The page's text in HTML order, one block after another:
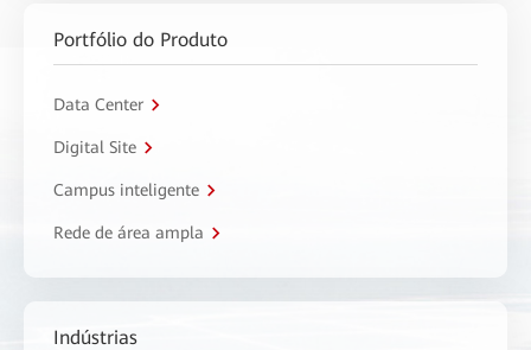
Portfólio do Produto
Data Center
Digital Site
Campus inteligente
Rede de área ampla
Indústrias